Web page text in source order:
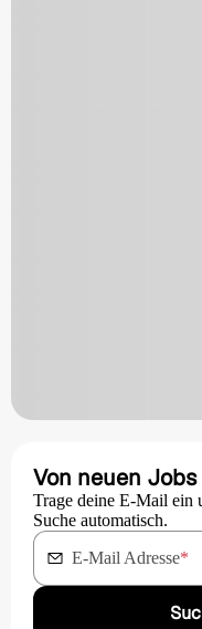
Von neuen
Trage deine E-Mail ein
Suche automatisch.
E-Mail Adresse*